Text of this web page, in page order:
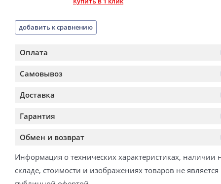
добавить к сравнению
Оплата
Самовывоз
Доставка
Гарантия
Обмен и возврат
Информация о технических характеристиках, наличии
складе, стоимости и изображениях товаров не является